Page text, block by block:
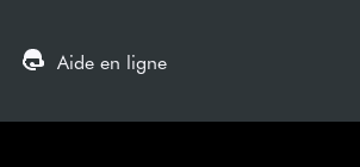
Aide en ligne